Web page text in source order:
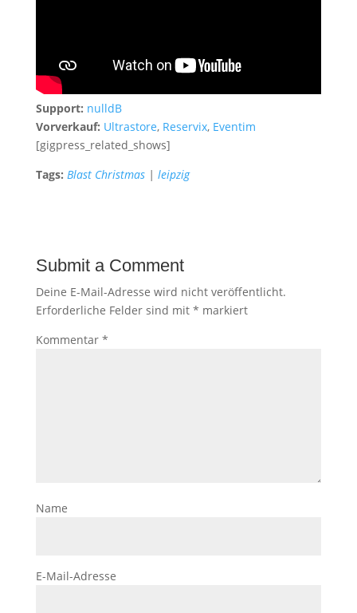
Support: nulldB
Vorverkauf: Ultrastore, Reservix, Eventim
[gigpress_related_shows]
Tags: Blast Christmas| leipzig
Submit a Comment
Deine E-Mail-Adresse wird nicht veröffentlicht.
Erforderliche Felder sind mit * markiert
Kommentar *
Name
E-Mail-Adresse